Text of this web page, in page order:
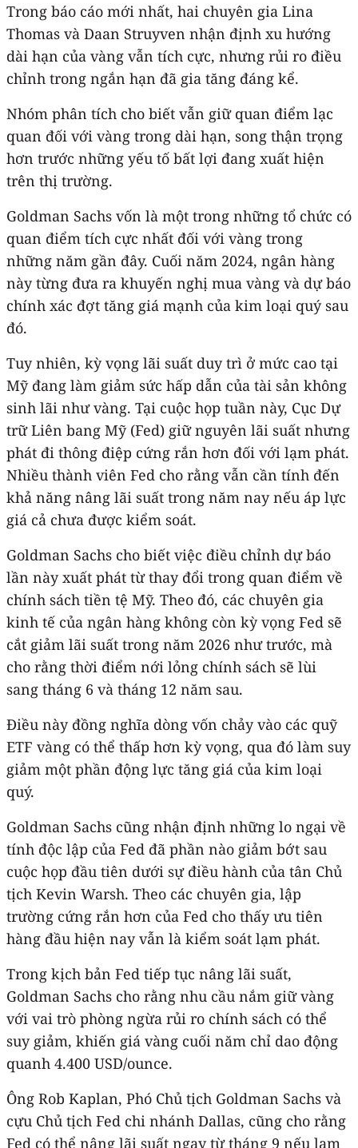
Trong báo cáo mới nhất, hai chuyên gia Lina
Thomas và Daan Struyven nhận định xu hướng
dài hạn của vàng vẫn tích cực, nhưng rủi ro điều
chỉnh trong ngắn hạn đã gia tăng đáng kể.
Nhóm phân tích cho biết vẫn giữ quan điểm lạc
quan đối với vàng trong dài hạn, song thận trọng
hơn trước những yếu tố bất lợi đang xuất hiện
trên thị trường.
Goldman Sachs vốn là một trong những tổ chức có
quan điểm tích cực nhất đối với vàng trong
những năm gần đây. Cuối năm 2024, ngân hàng
này từng đưa ra khuyến nghị mua vàng và dự báo
chính xác đợt tăng giá mạnh của kim loại quý sau
đó.
Tuy nhiên, kỳ vọng lãi suất duy trì ở mức cao tại
Mỹ đang làm giảm sức hấp dẫn của tài sản không
sinh lãi như vàng. Tại cuộc họp tuần này, Cục Dự
trữ Liên bang Mỹ (Fed) giữ nguyên lãi suất nhưng
phát đi thông điệp cứng rắn hơn đối với lạm phát.
Nhiều thành viên Fed cho rằng vẫn cần tính đến
khả năng nâng lãi suất trong năm nay nếu áp lực
giá cả chưa được kiểm soát.
Goldman Sachs cho biết việc điều chỉnh dự báo
lần này xuất phát từ thay đổi trong quan điểm về
chính sách tiền tệ Mỹ. Theo đó, các chuyên gia
kinh tế của ngân hàng không còn kỳ vọng Fed sẽ
cắt giảm lãi suất trong năm 2026 như trước, mà
cho rằng thời điểm nới lỏng chính sách sẽ lùi
sang tháng 6 và tháng 12 năm sau.
Điều này đồng nghĩa dòng vốn chảy vào các quỹ
ETF vàng có thể thấp hơn kỳ vọng, qua đó làm suy
giảm một phần động lực tăng giá của kim loại
quý.
Goldman Sachs cũng nhận định những lo ngại về
tính độc lập của Fed đã phần nào giảm bớt sau
cuộc họp đầu tiên dưới sự điều hành của tân Chủ
tịch Kevin Warsh. Theo các chuyên gia, lập
trường cứng rắn hơn của Fed cho thấy ưu tiên
hàng đầu hiện nay vẫn là kiểm soát lạm phát.
Trong kịch bản Fed tiếp tục nâng lãi suất,
Goldman Sachs cho rằng nhu cầu nắm giữ vàng
với vai trò phòng ngừa rủi ro chính sách có thể
suy giảm, khiến giá vàng cuối năm chỉ dao động
quanh 4.400 USD/ounce.
Ông Rob Kaplan, Phó Chủ tịch Goldman Sachs và
cựu Chủ tịch Fed chi nhánh Dallas, cũng cho rằng
Fed có thể nâng lãi suất ngay từ tháng 9 nếu lạm